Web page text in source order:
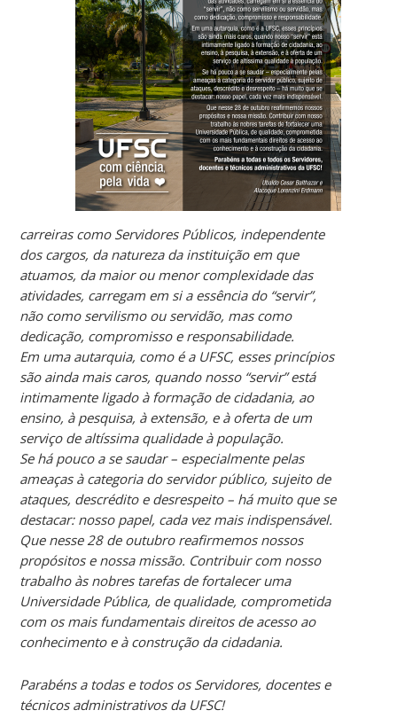
carreiras como Servidores Públicos, independente
dos cargos, da natureza da instituição em que
atuamos, da maior ou menor complexidade das
atividades, carregam em si a essência do “servir”,
não como servilismo ou servidão, mas como
dedicação, compromisso e responsabilidade.
Em uma autarquia, como é a UFSC, esses princípios
são ainda mais caros, quando nosso “servir” está
intimamente ligado à formação de cidadania, ao
ensino, à pesquisa, à extensão, e à oferta de um
serviço de altíssima qualidade à população.
Se há pouco a se saudar – especialmente pelas
ameaças à categoria do servidor público, sujeito de
ataques, descrédito e desrespeito – há muito que se
destacar: nosso papel, cada vez mais indispensável.
Que nesse 28 de outubro reafirmemos nossos
propósitos e nossa missão. Contribuir com nosso
trabalho às nobres tarefas de fortalecer uma
Universidade Pública, de qualidade, comprometida
com os mais fundamentais direitos de acesso ao
conhecimento e à construção da cidadania.
Parabéns a todas e todos os Servidores, docentes e
técnicos administrativos da UFSC!